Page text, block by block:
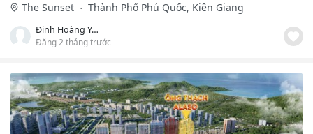
The Sunset
Thành Phố Phú Quốc, Kiên Giang
Đinh Hoàng Yến Anh
Đăng 2 tháng trước